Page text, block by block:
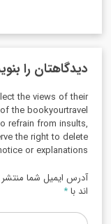
دیدگاهتان را
the views of their
the bookyourtravel
refrain from insults,
the right to delete
or explanations.
آدرس ایمیل شما
اند با*